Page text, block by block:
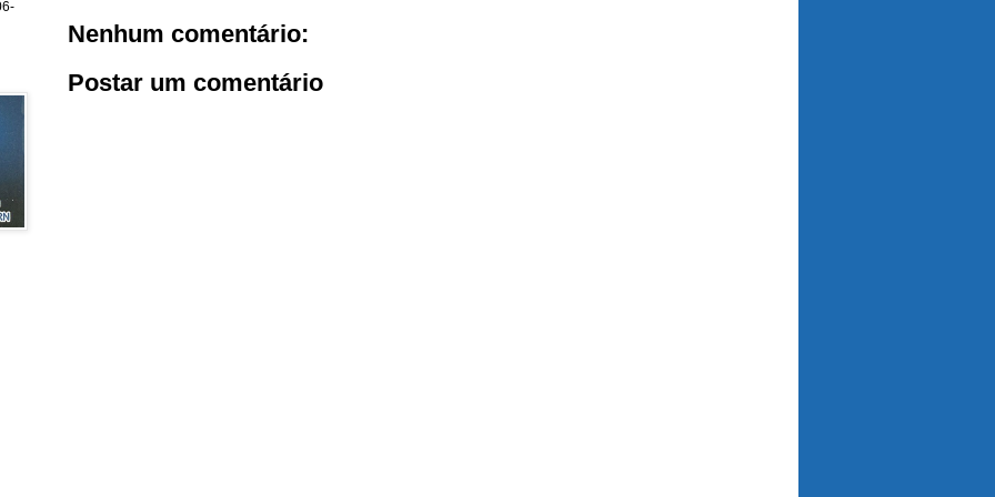
Nenhum comentário:
Postar um comentário